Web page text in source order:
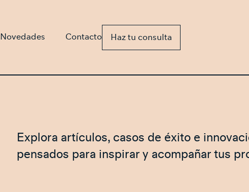
Novedades Contacto Haz tu consulta
Explora artículos, casos de éxito e
pensados para inspirar y acompañar tus